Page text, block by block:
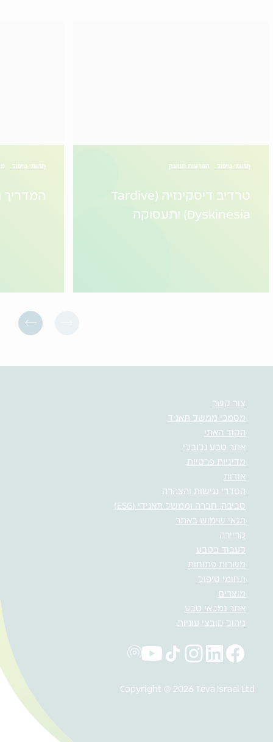
תחומי טיפול הפרעות תנועה
טרדיב דיסקינזיה (Tardive
Dyskinesia) ותעסוקה
תחומי טיפול
המדריך
צור קשר
מסמכי ממשל תאגיד
הקוד האתי
אתר טבע גלובלי
מדיניות פרטיות
אודות
הסדרי נגישות והצהרה
סביבה, חברה וממשל תאגידי (ESG)
תנאי שימוש באתר
קריירה
לעבוד בטבע
משרות פתוחות
תחומי טיפול
מוצרים
אתר גמלאי טבע
ניהול קובצי עוגיות
Copyright © 2026 Teva Israel Ltd